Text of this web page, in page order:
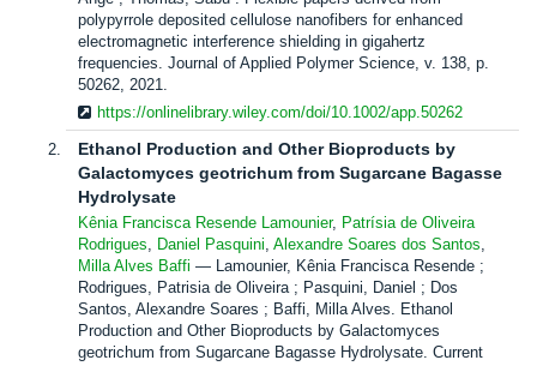
polypyrrole deposited cellulose nanofibers for enhanced
electromagnetic interference shielding in gigahertz
frequencies. Journal of Applied Polymer Science, v. 138, p.
50262, 2021.
https://onlinelibrary.wiley.com/doi/10.1002/app.50262
Ethanol Production and Other Bioproducts by
Galactomyces geotrichum from Sugarcane Bagasse
Hydrolysate
Kênia Francisca Resende Lamounier, Patrísia de Oliveira
Rodrigues, Daniel Pasquini, Alexandre Soares dos Santos,
Milla Alves Baffi
Lamounier, Kênia Francisca Resende ;
Rodrigues, Patrisia de Oliveira ; Pasquini, Daniel ; Dos
Santos, Alexandre Soares ; Baffi, Milla Alves. Ethanol
Production and Other Bioproducts by Galactomyces
geotrichum from Sugarcane Bagasse Hydrolysate. Current